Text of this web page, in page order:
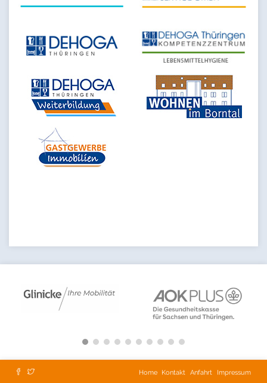
Home Kontakt Anfahrt Impressum